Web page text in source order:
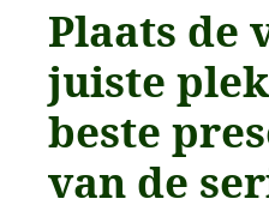
Plaats de
juiste
beste
van de